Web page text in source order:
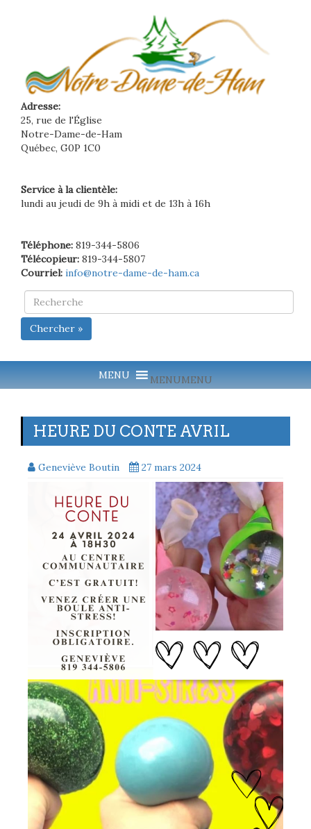
Adresse:
25, rue de l'Église
Notre-Dame-de-Ham
Québec, G0P 1C0
Service à la clientèle:
lundi au jeudi de 9h à midi et de 13h à 16h
Téléphone: 819-344-5806
Télécopieur: 819-344-5807
Courriel: info@notre-dame-de-ham.ca
Chercher »
MENUMENU
HEURE DU CONTE AVRIL
Geneviève Boutin 27 mars 2024